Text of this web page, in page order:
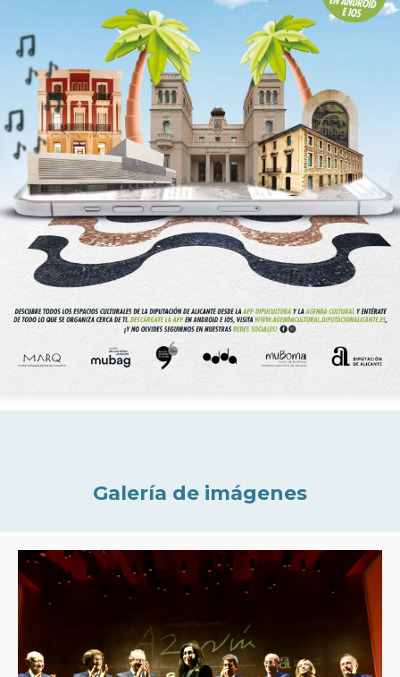
Galería de imágenes